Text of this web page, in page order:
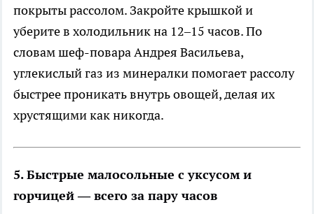
покрыты рассолом. Закройте крышкой и
уберите в холодильник на 12–15 часов. По
словам шеф-повара Андрея Васильева,
углекислый газ из минералки помогает рассолу
быстрее проникать внутрь овощей, делая их
хрустящими как никогда.
5. Быстрые малосольные с уксусом и
горчицей — всего за пару часов